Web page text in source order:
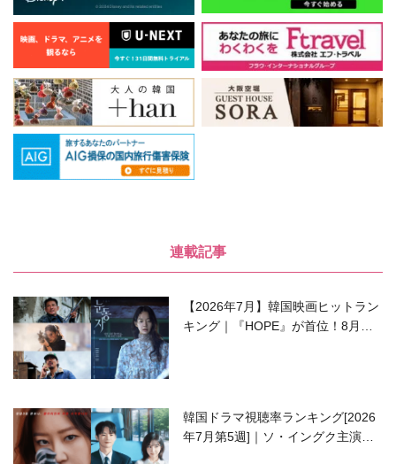
連載記事
【2026年7月】韓国映画ヒットラン
キング｜『HOPE』が首位！8月公
韓国ドラマ視聴率ランキング[2026
年7月第5週]｜ソ・イングク主演の